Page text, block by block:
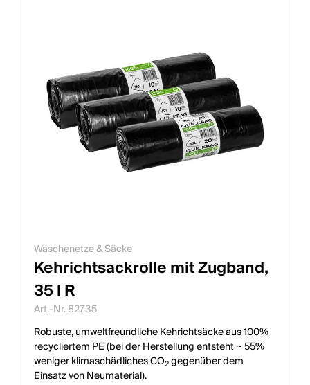
Wäschenetze & Säcke
Kehrichtsackrolle mit Zugband,
35 l R
Art.-Nr. 82735
Robuste, umweltfreundliche Kehrichtsäcke aus 100%
recycliertem PE (bei der Herstellung entsteht ~ 55%
weniger klimaschädliches CO2gegenüber dem
Einsatz von Neumaterial).